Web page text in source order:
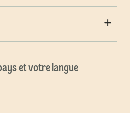
et votre langue